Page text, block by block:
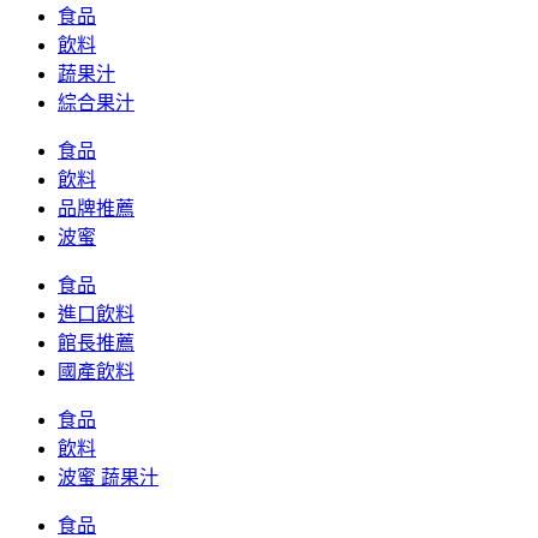
食品
飲料
蔬果汁
綜合果汁
食品
飲料
品牌推薦
波蜜
食品
進口飲料
館長推薦
國產飲料
食品
飲料
波蜜 蔬果汁
食品